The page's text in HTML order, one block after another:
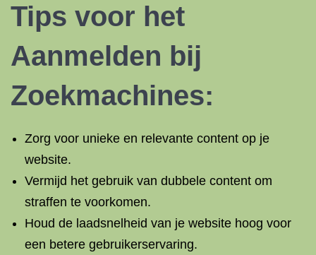
Tips voor het
Aanmelden bij
Zoekmachines:
Zorg voor unieke en relevante content op je
website.
Vermijd het gebruik van dubbele content om
straffen te voorkomen.
Houd de laadsnelheid van je website hoog voor
een betere gebruikerservaring.